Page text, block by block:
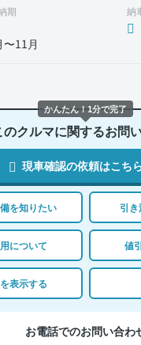
期
11月
納
のクルマに関するお問
現車確認の依頼はこち
を知りたい 引
について 値
表示する
お電話でのお問い合わ
かんたん！1分で完了